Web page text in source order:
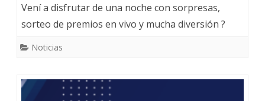
Vení a disfrutar de una noche con sorpresas,
sorteo de premios en vivo y mucha diversión ?
Noticias